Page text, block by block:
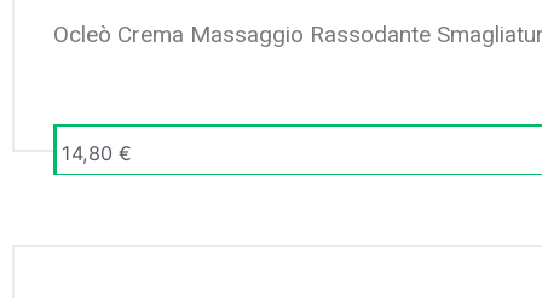
Ocleò Crema Massaggio Rassodante
14,80 €